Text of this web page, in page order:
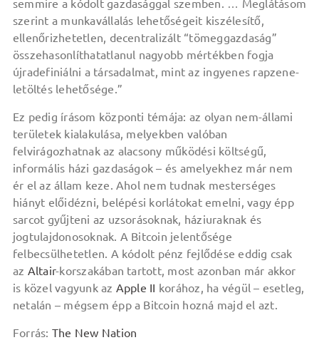
semmire a kódolt gazdasággal szemben. … Meglátásom
szerint a munkavállalás lehetőségeit kiszélesítő,
ellenőrizhetetlen, decentralizált “tömeggazdaság”
összehasonlíthatatlanul nagyobb mértékben fogja
újradefiniálni a társadalmat, mint az ingyenes rapzene-
letöltés lehetősége.”
Ez pedig írásom központi témája: az olyan nem-állami
területek kialakulása, melyekben valóban
felvirágozhatnak az alacsony működési költségű,
informális házi gazdaságok – és amelyekhez már nem
ér el az állam keze. Ahol nem tudnak mesterséges
hiányt előidézni, belépési korlátokat emelni, vagy épp
sarcot gyűjteni az uzsorásoknak, háziuraknak és
jogtulajdonosoknak. A Bitcoin jelentősége
felbecsülhetetlen. A kódolt pénz fejlődése eddig csak
az Altair-korszakában tartott, most azonban már akkor
is közel vagyunk az Apple II korához, ha végül – esetleg,
netalán – mégsem épp a Bitcoin hozná majd el azt.
Forrás: The New Nation